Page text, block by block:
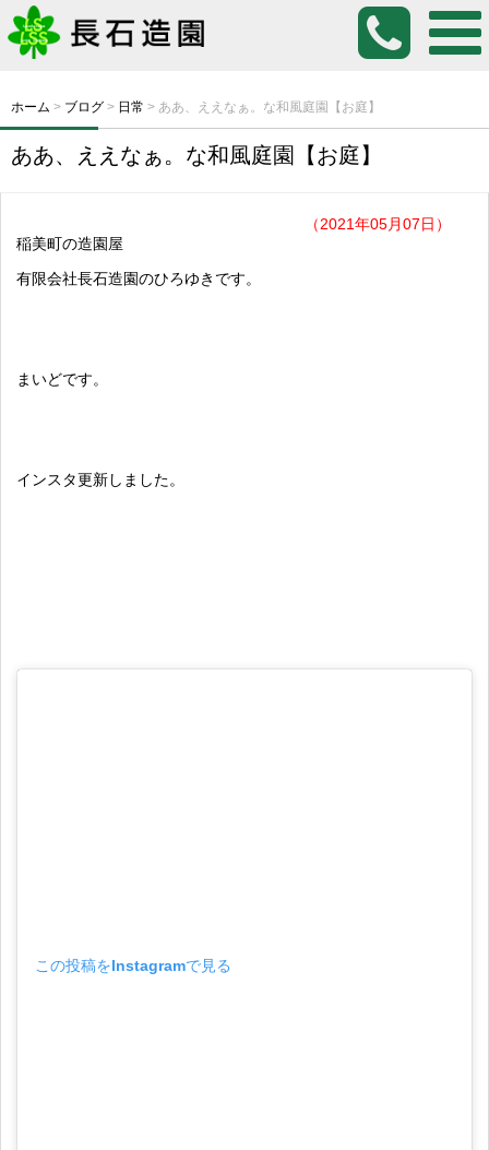
ホーム > ブログ > 日常 > ああ、ええなぁ。な和風庭園【お庭】
ああ、ええなぁ。な和風庭園【お庭】
（2021年05月07日）
稲美町の造園屋
有限会社長石造園のひろゆきです。
まいどです。
インスタ更新しました。
この投稿をInstagramで見る